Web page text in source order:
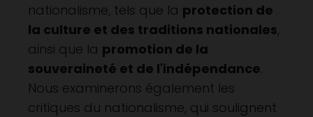
nationalisme, tels que la protection de
la culture et des traditions nationales,
ainsi que la promotion de la
souveraineté et de l'indépendance.
Nous examinerons également les
critiques du nationalisme, qui soulignent